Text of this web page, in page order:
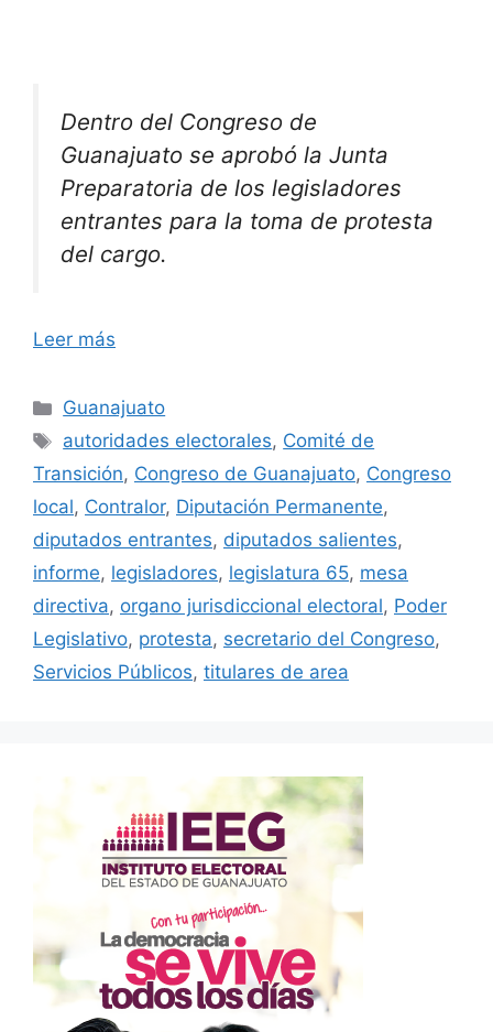
Dentro del Congreso de
Guanajuato se aprobó la Junta
Preparatoria de los legisladores
entrantes para la toma de protesta
del cargo.
Leer más
Categorías
Guanajuato
Etiquetas
autoridades electorales, Comité de
Transición, Congreso de Guanajuato, Congreso
local, Contralor, Diputación Permanente,
diputados entrantes, diputados salientes,
informe, legisladores, legislatura 65, mesa
directiva, organo jurisdiccional electoral, Poder
Legislativo, protesta, secretario del Congreso,
Servicios Públicos, titulares de area